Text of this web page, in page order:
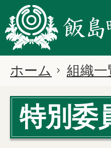
ホーム 組織一
特別委